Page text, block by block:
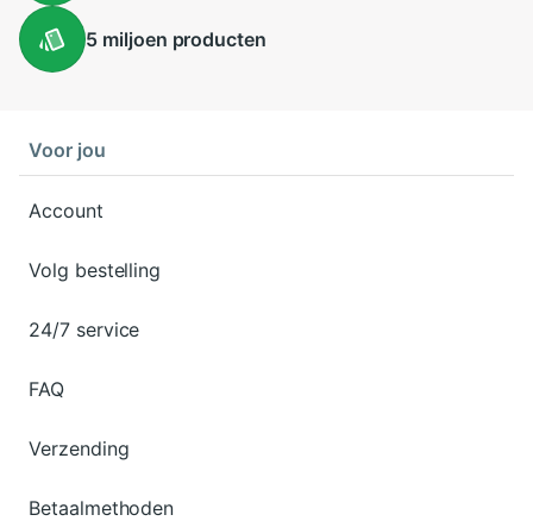
5 miljoen producten
Voor jou
Account
Volg bestelling
24/7 service
FAQ
Verzending
Betaalmethoden